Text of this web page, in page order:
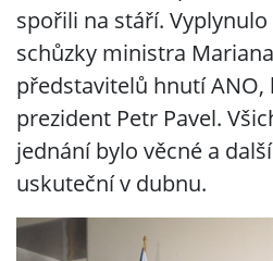
spořili na stáří.
schůzky ministra
představitelů hnutí ANO,
prezident Petr Pavel.
jednání bylo věcné a
uskuteční v dubnu.